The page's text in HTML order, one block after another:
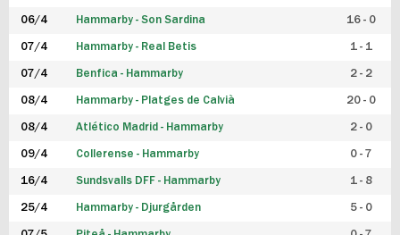
06/4 Hammarby - Son Sardina 16 - 0
07/4 Hammarby - Real Betis 1 - 1
07/4 Benfica - Hammarby 2 - 2
08/4 Hammarby - Platges de Calvià 20 - 0
08/4 Atlético Madrid - Hammarby 2 - 0
09/4 Collerense - Hammarby 0 - 7
16/4 Sundsvalls DFF - Hammarby 1 - 8
25/4 Hammarby - Djurgården 5 - 0